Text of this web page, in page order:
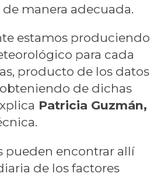
manera adecuada.
estamos produciendo
para cada
producto de los datos
de dichas
Patricia Guzmán,
pueden encontrar allí
de los factores